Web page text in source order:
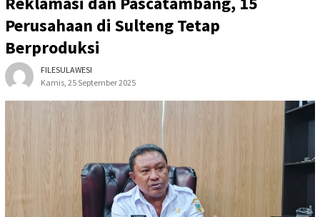
Perusahaan di Sulteng Tetap
Berproduksi
FILESULAWESI
Kamis, 25 September 2025